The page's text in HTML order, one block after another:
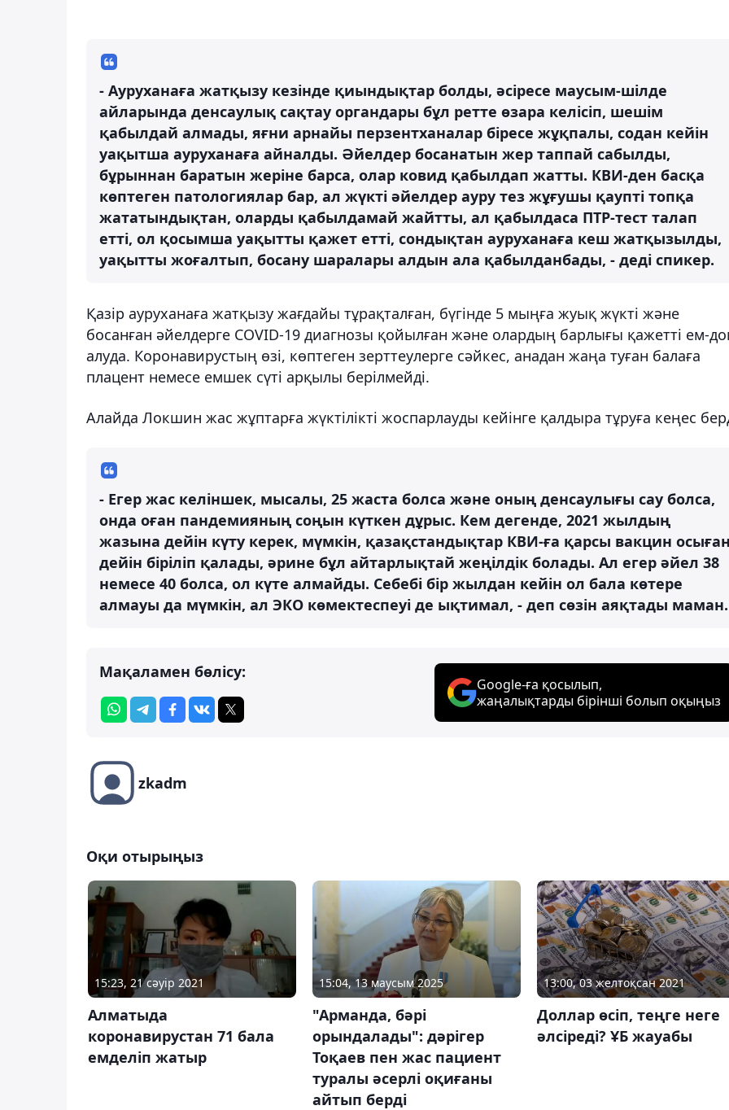
- Ауруханаға жатқызу кезінде қиындықтар болды, әсіресе маусым-шілде
айларында денсаулық сақтау органдары бұл ретте өзара келісіп, шешім
қабылдай алмады, яғни арнайы перзентханалар біресе жұқпалы, содан кейін
уақытша ауруханаға айналды. Әйелдер босанатын жер таппай сабылды,
бұрыннан баратын жеріне барса, олар ковид қабылдап жатты. КВИ-ден басқа
көптеген патологиялар бар, ал жүкті әйелдер ауру тез жұғушы қаупті топқа
жататындықтан, оларды қабылдамай жайтты, ал қабылдаса ПТР-тест талап
етті, ол қосымша уақытты қажет етті, сондықтан ауруханаға кеш жатқызылды,
уақытты жоғалтып, босану шаралары алдын ала қабылданбады, - деді спикер.
Қазір ауруханаға жатқызу жағдайы тұрақталған, бүгінде 5 мыңға жуық жүкті және
босанған әйелдерге COVID-19 диагнозы қойылған және олардың барлығы қажетті ем-
алуда. Коронавирустың өзі, көптеген зерттеулерге сәйкес, анадан жаңа туған балаға
плацент немесе емшек сүті арқылы берілмейді.
Алайда Локшин жас жұптарға жүктілікті жоспарлауды кейінге қалдыра тұруға кеңес
- Егер жас келіншек, мысалы, 25 жаста болса және оның денсаулығы сау болса,
онда оған пандемияның соңын күткен дұрыс. Кем дегенде, 2021 жылдың
жазына дейін күту керек, мүмкін, қазақстандықтар КВИ-ға қарсы вакцин
дейін біріліп қалады, әрине бұл айтарлықтай жеңілдік болады. Ал егер әйел 38
немесе 40 болса, ол күте алмайды. Себебі бір жылдан кейін ол бала көтере
алмауы да мүмкін, ал ЭКО көмектеспеуі де ықтимал, - деп сөзін аяқтады маман.
Мақаламен бөлісу:
Google-ға қосылып,
жаңалықтарды бірінші болып оқыңыз
zkadm
Оқи отырыңыз
15:23, 21 сәуір 2021
Алматыда
коронавирустан 71 бала
емделіп жатыр
15:04, 13 маусым 2025
"Арманда, бәрі
орындалады": дәрігер
Тоқаев пен жас пациент
туралы әсерлі оқиғаны
айтып берді
13:00, 03 желтоқсан 2021
Доллар өсіп, теңге неге
әлсіреді? ҰБ жауабы